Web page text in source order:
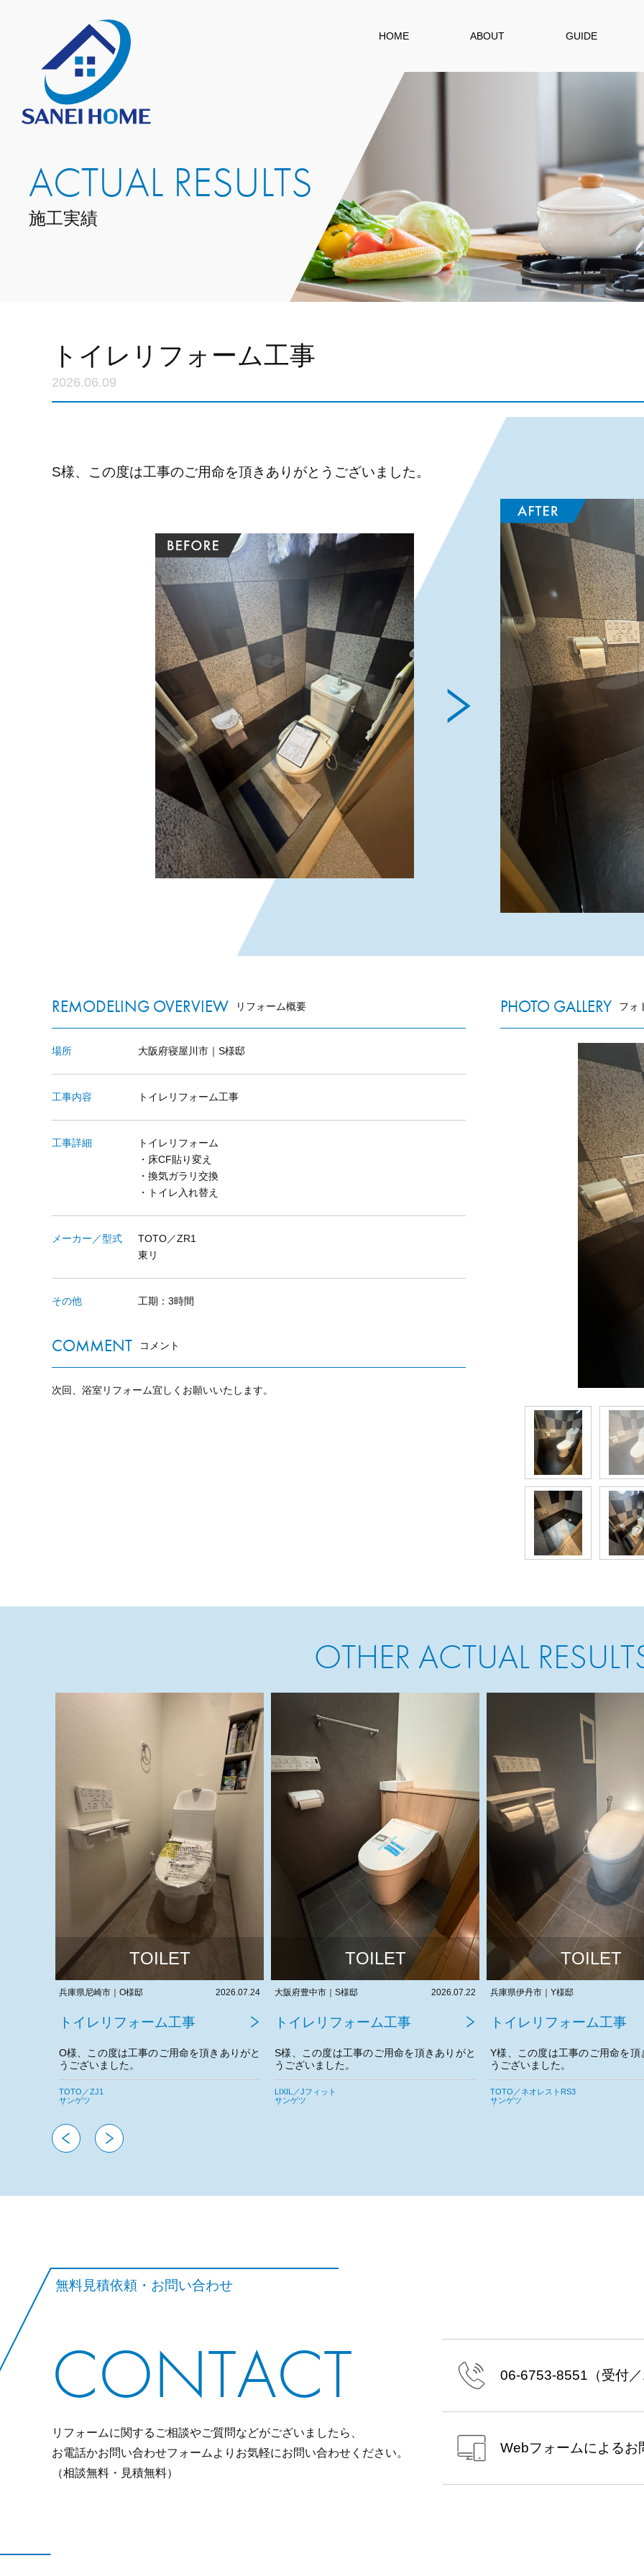
HOME ABOUT GUIDE
ACTUAL RESULTS
施工実績
トイレリフォーム工事
2026.06.09
S様、この度は工事のご用命を頂きありがとうございました。
REMODELING OVERVIEW リフォーム概要
場所 大阪府寝屋川市｜S様邸
工事内容 トイレリフォーム工事
工事詳細
トイレリフォーム
・床CF貼り変え
・換気ガラリ交換
・トイレ入れ替え
メーカー／型式
TOTO／ZR1
東リ
その他 工期：3時間
COMMENT コメント
次回、浴室リフォーム宜しくお願いいたします。
PHOTO GALLERY フォ
OTHER ACTUAL
TOILET
大阪府豊中市｜S様邸 2026.07.22
トイレリフォーム工事
S様、この度は工事のご用命を頂きありがと
うございました。
今後とも宜しくお願いいたします。
LIXIL／Jフィット
サンゲツ
東リ
TOILET
兵庫県伊丹市｜Y様邸 2026.07.21
トイレリフォーム工事
Y様、この度は工事のご用命を頂きありがと
うございました。
今後とも宜しくお願いいたします。
TOTO／ネオレストRS3
サンゲツ
東リ
TOILET
兵庫県伊丹市｜N様邸
トイレリフォーム工事
N様、この度は工事のご用命を頂
うございました。
今後とも宜しくお願いいたします
TOTO／ZR1 ホワイト
サンゲツ
東リ
無料見積依頼・お問い合わせ
CONTACT
リフォームに関するご相談やご質問などがございましたら、
お電話かお問い合わせフォームよりお気軽にお問い合わせください。
（相談無料・見積無料）
06-6753-8551 （受付
Webフォームによるお